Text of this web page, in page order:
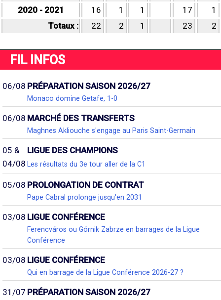
2020 - 2021
16 1 1 17
1
Totaux :
22 2 1 23 2
FIL INFOS
06/08 PRÉPARATION SAISON 2026/27
Monaco domine Getafe, 1-0
06/08 MARCHÉ DES TRANSFERTS
Maghnes Akliouche s'engage au Paris Saint-Germain
05 &
04/08
LIGUE DES CHAMPIONS
Les résultats du 3e tour aller de la C1
05/08 PROLONGATION DE CONTRAT
Pape Cabral prolonge jusqu'en 2031
03/08 LIGUE CONFÉRENCE
Ferencváros ou Górnik Zabrze en barrages de la Ligue
Conférence
03/08 LIGUE CONFÉRENCE
Qui en barrage de la Ligue Conférence 2026-27 ?
31/07 PRÉPARATION SAISON 2026/27